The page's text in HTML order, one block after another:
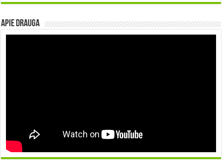
Apie DRAUGA